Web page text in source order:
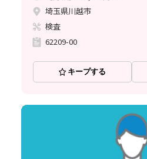
埼玉県川越市
検査
62209-00
キープする